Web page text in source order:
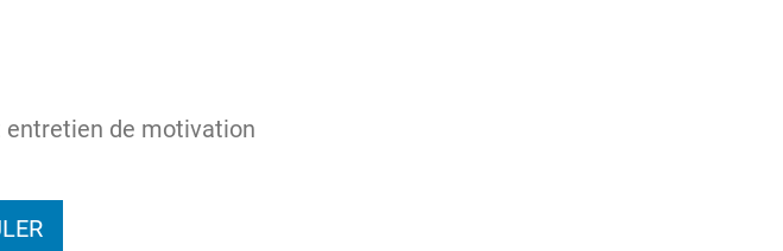
entretien de motivation